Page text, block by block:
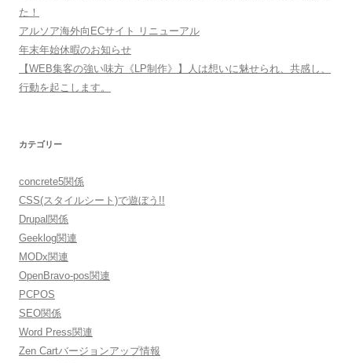
た！
アルソア海外向ECサイト リニューアル
年末年始休暇のお知らせ
【WEB集客の強い味方《LP制作》】人は想いに魅せられ、共感し、
行動を起こします。
カテゴリー
concrete5関係
CSS(スタイルシート)で遊ぼう!!
Drupal関係
Geeklog関連
MODx関連
OpenBravo-pos関連
PCPOS
SEO関係
Word Press関連
Zen Cartバージョンアップ情報